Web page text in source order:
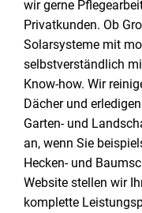
wir gerne
Privatkunden. Ob
Solarsysteme mit
selbstverständlich
Know-how. Wir
Dächer und
Garten- und
an, wenn Sie
Hecken- und
Website stellen wir
komplette